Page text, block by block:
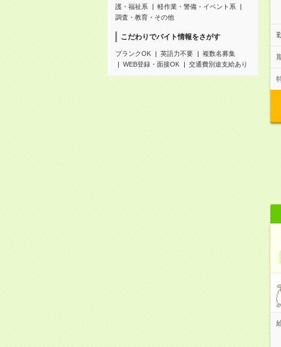
護・福祉系
軽作業・警備・イベント系
調査・教育・その他
こだわりでバイト情報をさがす
ブランクOK 英語力不要
複数名募集
WEB登録・面接OK
交通費別途支給あり